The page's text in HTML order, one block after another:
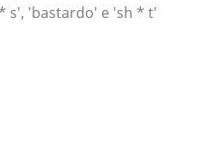
s', 'bastardo' e 'sh * t'